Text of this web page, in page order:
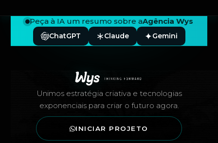
Peça à IA um resumo sobre aAgência Wys
ChatGPT Claude Gemini
Unimos estratégia criativa e tecnologias
exponenciais para criar o futuro agora.
INICIAR PROJETO